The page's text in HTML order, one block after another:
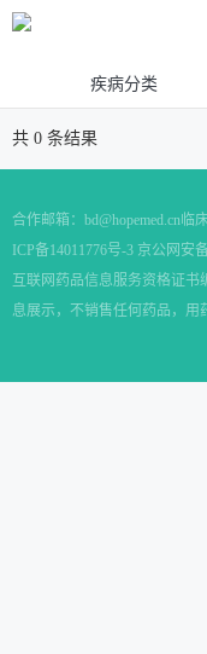
疾病分类
共 0 条结果
合作邮箱： bd@hopemed.cn临
ICP备14011776号-3 京公网安
互联网药品信息服务资格证书
息展示，不销售任何药品，用